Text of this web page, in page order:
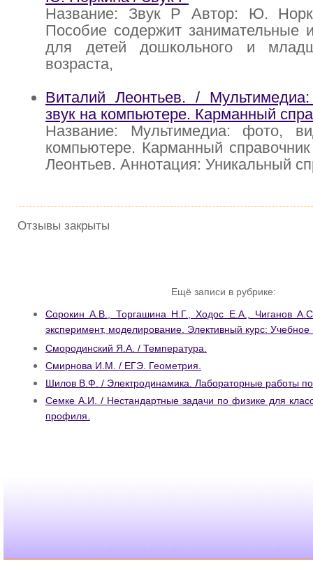
Название: Звук Р Автор: Ю.
Пособие содержит занимательные
для детей дошкольного и
возраста,
Виталий Леонтьев. /
звук на компьютере. Карманный
Название: Мультимедиа: фото,
компьютере. Карманный
Леонтьев. Аннотация: Уникальный
Отзывы закрыты
Ещё записи в рубрике:
Сорокин А.В., Торгашина Н.Г., Ходос Е.А., Чиганов
эксперимент, моделирование. Элективный курс: Учебное
Смородинский Я.А. / Температура.
Смирнова И.М. / ЕГЭ. Геометрия.
Шилов В.Ф. / Электродинамика. Лабораторные работы
Семке А.И. / Нестандартные задачи по физике для
профиля.